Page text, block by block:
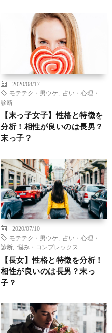
2020/08/17
モテテク・男ウケ
占い・心理・
診断
【末っ子女子】性格と特徴を
分析！相性が良いのは長男？
末っ子？
2020/07/10
モテテク・男ウケ
占い・心理・
診断
悩み・コンプレックス
【長女】性格と特徴を分析！
相性が良いのは長男？末っ
子？